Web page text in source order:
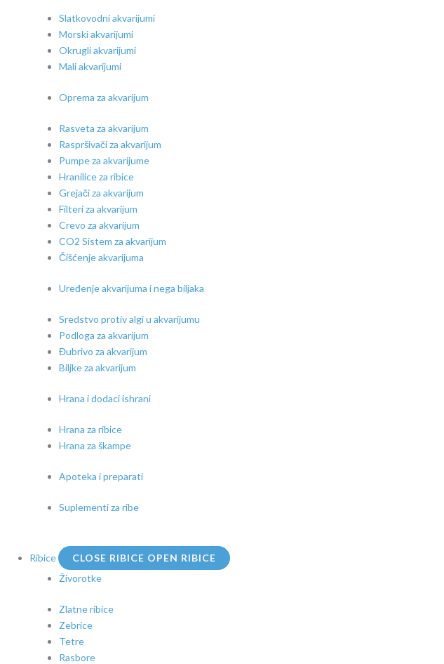
Slatkovodni akvarijumi
Morski akvarijumi
Okrugli akvarijumi
Mali akvarijumi
Oprema za akvarijum
Rasveta za akvarijum
Raspršivači za akvarijum
Pumpe za akvarijume
Hranilice za ribice
Grejači za akvarijum
Filteri za akvarijum
Crevo za akvarijum
CO2 Sistem za akvarijum
Čišćenje akvarijuma
Uređenje akvarijuma i nega biljaka
Sredstvo protiv algi u akvarijumu
Podloga za akvarijum
Đubrivo za akvarijum
Biljke za akvarijum
Hrana i dodaci ishrani
Hrana za ribice
Hrana za škampe
Apoteka i preparati
Suplementi za ribe
Ribice CLOSE RIBICE OPEN RIBICE
Živorotke
Zlatne ribice
Zebrice
Tetre
Rasbore